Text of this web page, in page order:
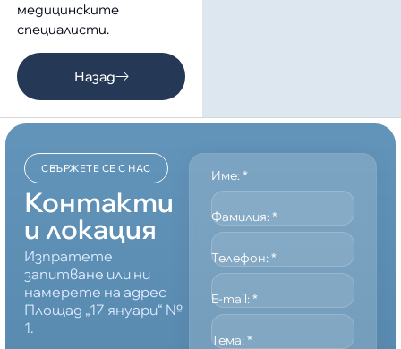
медицинските
специалисти.
Назад
СВЪРЖЕТЕ СЕ С НАС
Контакти
и локация
Изпратете
запитване или ни
намерете на адрес
Площад „17 януари“ №
1.
Име:*
Фамилия:*
Телефон:*
E-mail:*
Тема:*